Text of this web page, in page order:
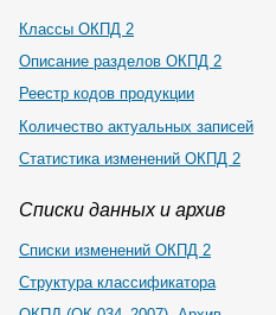
Классы ОКПД 2
Описание разделов ОКПД 2
Реестр кодов продукции
Количество актуальных записей
Статистика изменений ОКПД 2
Списки данных и архив
Списки изменений ОКПД 2
Структура классификатора